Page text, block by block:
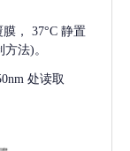
， 37°C 静置
法)。
处读取